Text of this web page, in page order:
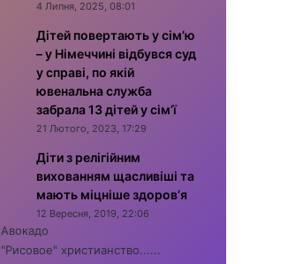
4 Липня, 2025, 08:01
Дітей повертають у сім’ю
– у Німеччині відбувся суд
у справі, по якій
ювенальна служба
забрала 13 дітей у сім’ї
21 Лютого, 2023, 17:29
Діти з релігійним
вихованням щасливіші та
мають міцніше здоров’я
12 Вересня, 2019, 22:06
Авокадо
"Рисовое" христианство......